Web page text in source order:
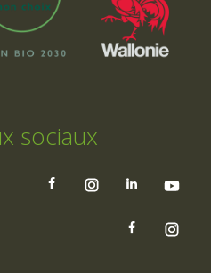
sociaux